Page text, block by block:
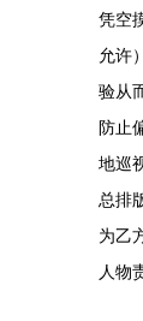
凭空
允许
验从
防止
地巡
总排
为乙
人物